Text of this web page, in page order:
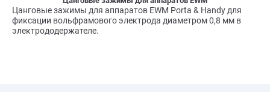
Цанговые зажимы для аппаратов EWM Porta & Handy для
фиксации вольфрамового электрода диаметром 0,8 мм в
электрододержателе.